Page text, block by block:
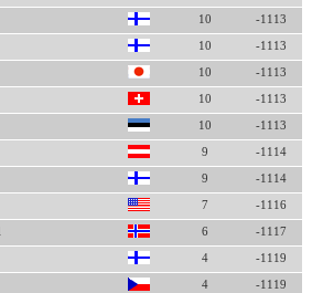
10 -1113
10 -1113
10 -1113
10 -1113
10 -1113
9 -1114
9 -1114
7 -1116
6 -1117
4 -1119
4 -1119